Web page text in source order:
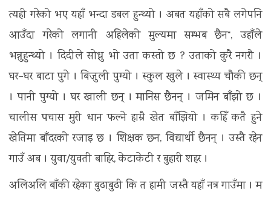
त्यही गरेको भए यहाँ भन्दा डबल हुन्थ्यो । अबत यहाँको सबै लगेपनि
आउँदा गरेको लगानी अहिलेको मुल्यमा सम्भब छैन“, उहाँले
भन्नुहुन्थ्यो । दिदीले सोध्नु भो उता कस्तो छ ? उताको कुरै नगरौ ।
घर–घर बाटा पुगे । बिजुली पुग्यो । स्कुल खुले । स्वास्थ्य चौकी छन्
। पानी पुग्यो । घर खाली छन् । मानिस छैनन् । जमिन बाँझो छ ।
चालीस पचास मुरी धान फल्ने हाम्रै खेत बाँझियो । कहिँ कतै हुने
खेतिमा बाँदरको रजाइ छ । शिक्षक छन, विद्यार्थी छैनन् । उस्तै रहेन
गाउँ अब । युवा/युवती बाहिर, केटाकेटी र बुहारी शहर ।
अलिअलि बाँकी रहेका बुढाबुढी कि त हामी जस्तै यहाँ नत्र गाउँमा । म